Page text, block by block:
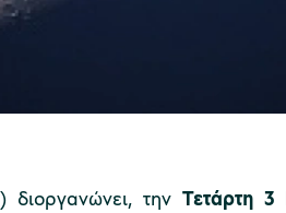
διοργανώνει, την Τετάρτη 3